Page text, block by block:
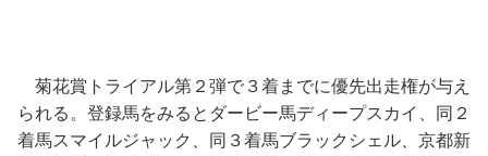
菊花賞トライアル第２弾で３着までに優先出走権が与え
られる。登録馬をみるとダービー馬ディープスカイ、同２
着馬スマイルジャック、同３着馬ブラックシェル、京都新